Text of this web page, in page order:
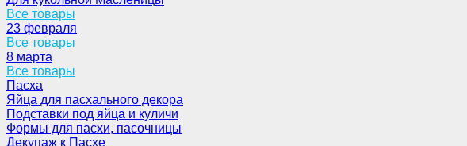
Все товары
23 февраля
Все товары
8 марта
Все товары
Пасха
Яйца для пасхального декора
Подставки под яйца и куличи
Формы для пасхи, пасочницы
Декупаж к Пасхе